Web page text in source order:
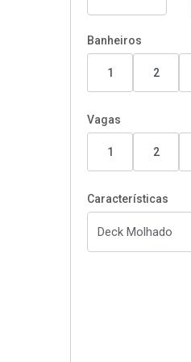
Banheiros
1 2
Vagas
1 2
Características